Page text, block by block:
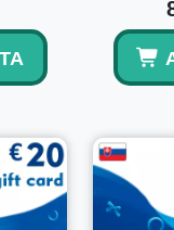
riceverò il
codici del portafoglio
automaticamente
essere riscattato